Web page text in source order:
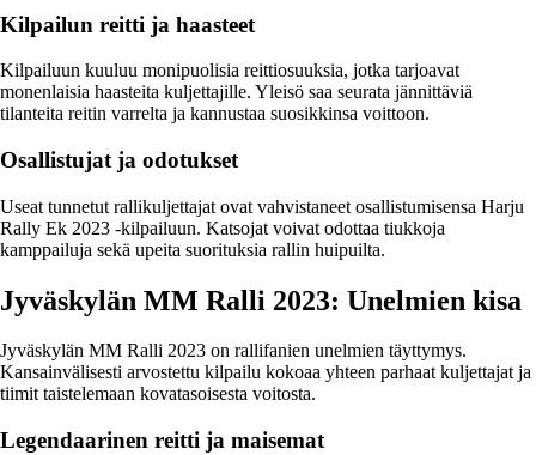
Kilpailun reitti ja haasteet
Kilpailuun kuuluu monipuolisia reittiosuuksia, jotka tarjoavat
monenlaisia haasteita kuljettajille. Yleisö saa seurata jännittäviä
tilanteita reitin varrelta ja kannustaa suosikkinsa voittoon.
Osallistujat ja odotukset
Useat tunnetut rallikuljettajat ovat vahvistaneet osallistumisensa Harju
Rally Ek 2023 -kilpailuun. Katsojat voivat odottaa tiukkoja
kamppailuja sekä upeita suorituksia rallin huipuilta.
Jyväskylän MM Ralli 2023: Unelmien kisa
Jyväskylän MM Ralli 2023 on rallifanien unelmien täyttymys.
Kansainvälisesti arvostettu kilpailu kokoaa yhteen parhaat kuljettajat ja
tiimit taistelemaan kovatasoisesta voitosta.
Legendaarinen reitti ja maisemat